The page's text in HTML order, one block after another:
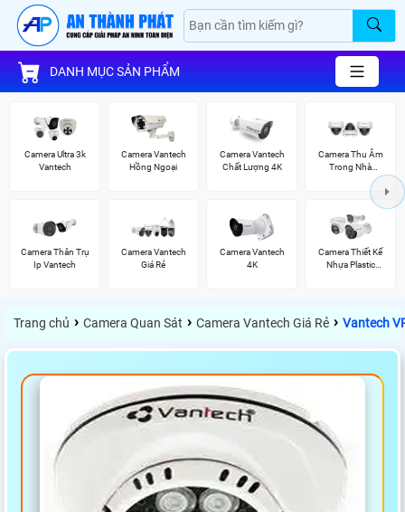
DANH MỤC SẢN PHẨM
Camera Ultra 3k
Vantech
Camera Vantech
Hồng Ngoại
Camera Vantech
Chất Lượng 4K
Camera Thu Âm
Trong Nhà
Camera Thân Trụ
Ip Vantech
Camera Vantech
Giá Rẻ
Camera Vantech
4K
Camera Thiết Kế
Nhựa Plastic
Trang chủ › Camera Quan Sát › Camera Vantech Giá Rẻ › Vantech